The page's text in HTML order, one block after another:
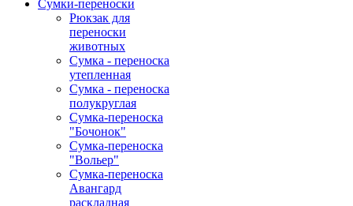
Сумки-переноски
Рюкзак для
переноски
животных
Сумка - переноска
утепленная
Сумка - переноска
полукруглая
Сумка-переноска
"Бочонок"
Сумка-переноска
"Вольер"
Сумка-переноска
Авангард
раскладная